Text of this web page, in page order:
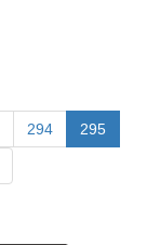
294 295